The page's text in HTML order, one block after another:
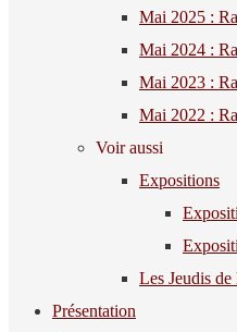
Mai 2025 :
Mai 2024 :
Mai 2023 :
Mai 2022 :
Voir aussi
Expositions
Les Jeudis
Présentation